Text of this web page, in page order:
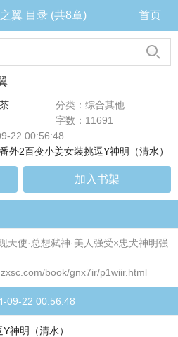
翼 目录 (共8章) 首页
分类：综合其他
字数：11691
22 00:56:48
外2百变小姜女装挑逗Y神明（清水）
加入书架
天使·总想弑神·美人强受×忠犬神明强
book/gnx7ir/p1wiir.html
09-22 00:56:48
神明（清水）